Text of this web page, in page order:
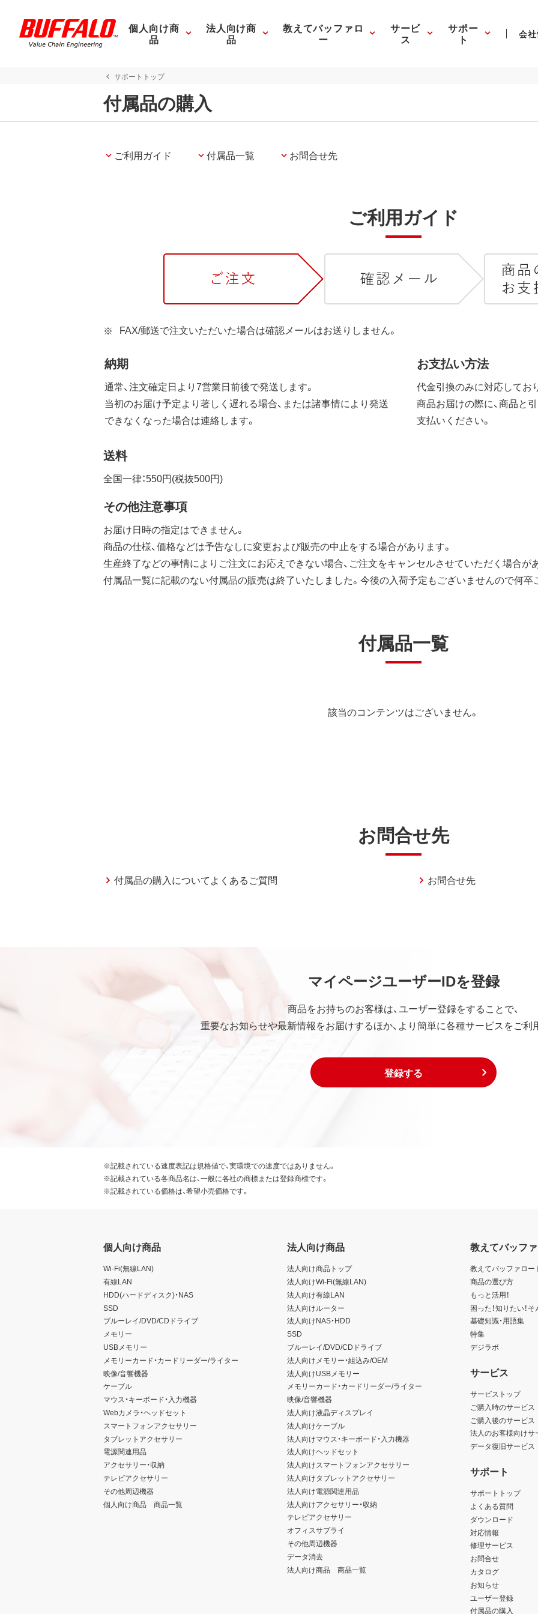
個人向け商
品
法人向け商
品
教えてバッファロ
ー
サービ
ス
サポー
ト 会
サポートトップ
付属品の購入
ご利用ガイド 付属品一覧 お問合せ先
ご利用ガイド
FAX/郵送で注文いただいた場合は確認メールはお送りしません。
納期
通常、注文確定日より7営業日前後で発送します。
当初のお届け予定より著しく遅れる場合、または諸事情により発送
できなくなった場合は連絡します。
お支払い方法
代金引換のみに対応してお
商品お届けの際に、商品と
支払いください。
送料
全国一律：550円(税抜500円)
その他注意事項
お届け日時の指定はできません。
商品の仕様、価格などは予告なしに変更および販売の中止をする場合があります。
生産終了などの事情によりご注文にお応えできない場合、ご注文をキャンセルさせていただく場合が
付属品一覧に記載のない付属品の販売は終了いたしました。今後の入荷予定もございませんので何卒
付属品一覧
該当のコンテンツはございません。
お問合せ先
付属品の購入についてよくあるご質問 お問合せ先
マイページユーザーIDを登録
商品をお持ちのお客様は、ユーザー登録をすることで、
重要なお知らせや最新情報をお届けするほか、より簡単に各種サービスをご利
登録する
※記載されている速度表記は規格値で、実環境での速度ではありません。
※記載されている各商品名は、一般に各社の商標または登録商標です。
※記載されている価格は、希望小売価格です。
個人向け商品
Wi-Fi(無線LAN)
有線LAN
HDD(ハードディスク)・NAS
SSD
ブルーレイ/DVD/CDドライブ
メモリー
USBメモリー
メモリーカード・カードリーダー/ライター
映像/音響機器
ケーブル
マウス・キーボード・入力機器
Webカメラ・ヘッドセット
スマートフォンアクセサリー
タブレットアクセサリー
電源関連用品
アクセサリー・収納
テレビアクセサリー
その他周辺機器
個人向け商品 商品一覧
法人向け商品
法人向け商品トップ
法人向けWi-Fi(無線LAN)
法人向け有線LAN
法人向けルーター
法人向けNAS・HDD
SSD
ブルーレイ/DVD/CDドライブ
法人向けメモリー・組込み/OEM
法人向けUSBメモリー
メモリーカード・カードリーダー/ライター
映像/音響機器
法人向け液晶ディスプレイ
法人向けケーブル
法人向けマウス・キーボード・入力機器
法人向けヘッドセット
法人向けスマートフォンアクセサリー
法人向けタブレットアクセサリー
法人向け電源関連用品
法人向けアクセサリー・収納
テレビアクセサリー
オフィスサプライ
その他周辺機器
データ消去
法人向け商品 商品一覧
教えてバッフ
教えてバッファロー
商品の選び方
もっと活用！
困った！知りたい！
基礎知識・用語集
特集
デジラボ
サービス
サービストップ
ご購入時のサービス
ご購入後のサービス
法人のお客様向けサ
データ復旧サービス
サポート
サポートトップ
よくある質問
ダウンロード
対応情報
修理サービス
お問合せ
カタログ
お知らせ
ユーザー登録
付属品の購入